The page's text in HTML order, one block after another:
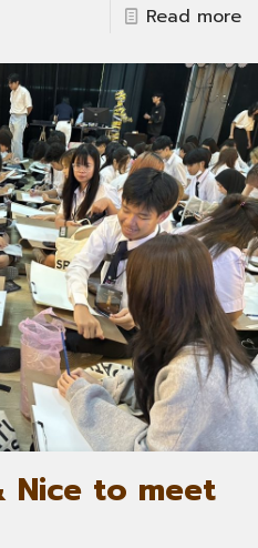
Read more
Nice to meet